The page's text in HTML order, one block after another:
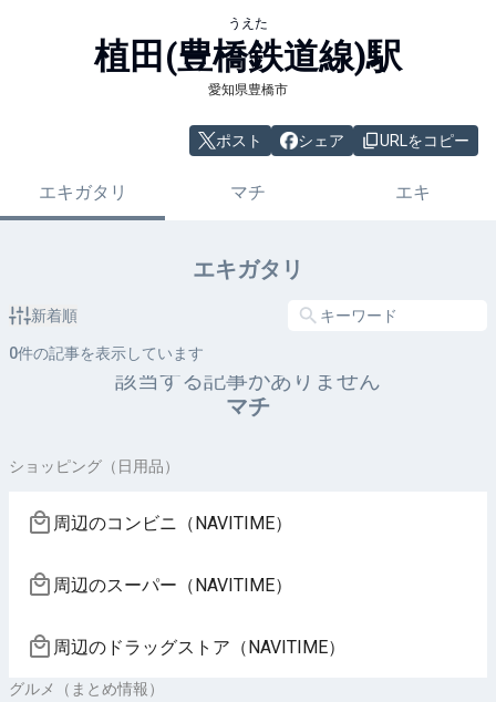
うえた
植田(豊橋鉄道線)駅
愛知県豊橋市
ポスト シェア URLをコピー
エキガタリ マチ エキ
エキガタリ
新着順
0件の記事を表示しています
該当する記事がありません
マチ
ショッピング（日用品）
周辺のコンビニ（NAVITIME）
周辺のスーパー（NAVITIME）
周辺のドラッグストア（NAVITIME）
グルメ（まとめ情報）